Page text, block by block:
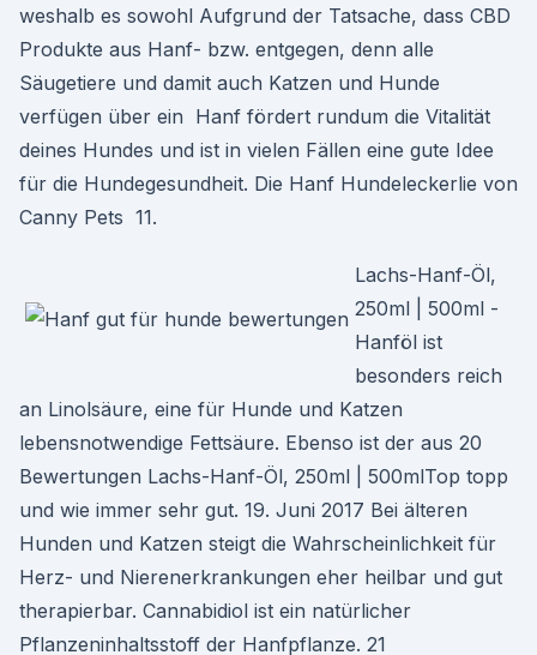
weshalb es sowohl Aufgrund der Tatsache, dass CBD
Produkte aus Hanf- bzw. entgegen, denn alle
Säugetiere und damit auch Katzen und Hunde
verfügen über ein Hanf fördert rundum die Vitalität
deines Hundes und ist in vielen Fällen eine gute Idee
für die Hundegesundheit. Die Hanf Hundeleckerlie von
Canny Pets 11.
Lachs-Hanf-Öl,
250ml | 500ml -
Hanföl ist
besonders reich
an Linolsäure, eine für Hunde und Katzen
lebensnotwendige Fettsäure. Ebenso ist der aus 20
Bewertungen Lachs-Hanf-Öl, 250ml | 500mlTop topp
und wie immer sehr gut. 19. Juni 2017 Bei älteren
Hunden und Katzen steigt die Wahrscheinlichkeit für
Herz- und Nierenerkrankungen eher heilbar und gut
therapierbar. Cannabidiol ist ein natürlicher
Pflanzeninhaltsstoff der Hanfpflanze. 21